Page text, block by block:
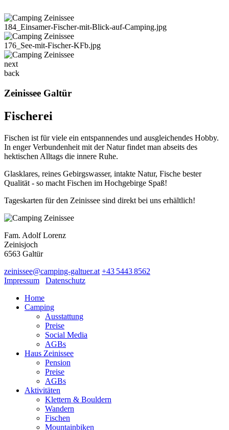
184_Einsamer-Fischer-mit-Blick-auf-Camping.jpg
176_See-mit-Fischer-KFb.jpg
next
back
Zeinissee Galtür
Fischerei
Fischen ist für viele ein entspannendes und ausgleichendes Hobby.
In enger Verbundenheit mit der Natur findet man abseits des
hektischen Alltags die innere Ruhe.
Glasklares, reines Gebirgswasser, intakte Natur, Fische bester
Qualität - so macht Fischen im Hochgebirge Spaß!
Tageskarten für den Zeinissee sind direkt bei uns erhältlich!
Fam. Adolf Lorenz
Zeinisjoch
6563 Galtür
zeinissee@camping-galtuer.at +43 5443 8562
Impressum
Datenschutz
Home
Camping
Ausstattung
Preise
Social Media
AGBs
Haus Zeinissee
Pension
Preise
AGBs
Aktivitäten
Klettern & Bouldern
Wandern
Fischen
Mountainbiken